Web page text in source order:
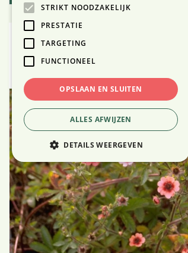
Ganzerik
STRIKT NOODZAKELIJK
PRESTATIE
TARGETING
FUNCTIONEEL
OPSLAAN EN SLUITEN
ALLES AFWIJZEN
DETAILS WEERGEVEN